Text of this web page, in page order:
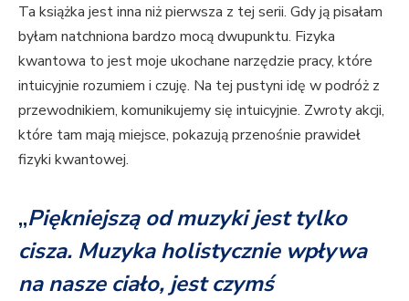
Ta książka jest inna niż pierwsza z tej serii. Gdy ją pisałam
byłam natchniona bardzo mocą dwupunktu. Fizyka
kwantowa to jest moje ukochane narzędzie pracy, które
intuicyjnie rozumiem i czuję. Na tej pustyni idę w podróż z
przewodnikiem, komunikujemy się intuicyjnie. Zwroty akcji,
które tam mają miejsce, pokazują przenośnie prawideł
fizyki kwantowej.
„Piękniejszą od muzyki jest tylko
cisza. Muzyka holistycznie wpływa
na nasze ciało, jest czymś